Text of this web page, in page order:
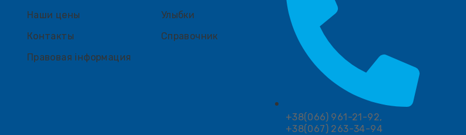
Наши цены
Контакты
Правовая інформация
Улыбки
Справочник
+38(066) 961-21-92,
+38(067) 263-34-94